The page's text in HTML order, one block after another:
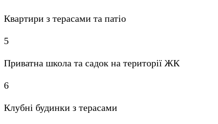
Квартири з терасами та патіо
5
Приватна школа та садок на території ЖК
6
Клубні будинки з терасами